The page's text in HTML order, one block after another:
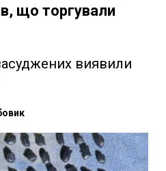
що торгували
виявили